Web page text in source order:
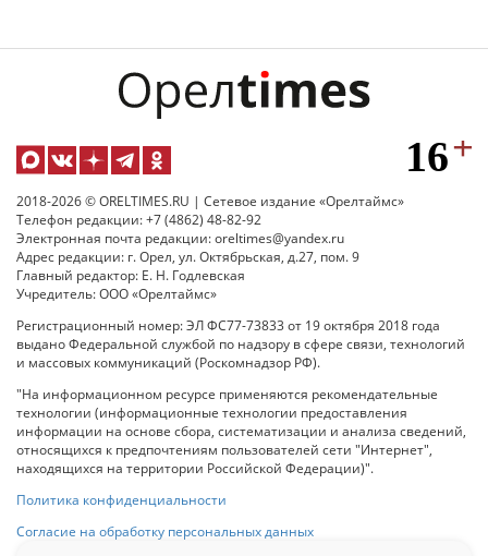
2018-2026 © ORELTIMES.RU | Сетевое издание «Орелтаймс»
Телефон редакции: +7 (4862) 48-82-92
Электронная почта редакции: oreltimes@yandex.ru
Адрес редакции: г. Орел, ул. Октябрьская, д.27, пом. 9
Главный редактор: Е. Н. Годлевская
Учредитель: ООО «Орелтаймс»
Регистрационный номер: ЭЛ ФС77-73833 от 19 октября 2018 года
выдано Федеральной службой по надзору в сфере связи, технологий
и массовых коммуникаций (Роскомнадзор РФ).
"На информационном ресурсе применяются рекомендательные
технологии (информационные технологии предоставления
информации на основе сбора, систематизации и анализа сведений,
относящихся к предпочтениям пользователей сети "Интернет",
находящихся на территории Российской Федерации)".
Политика конфиденциальности
Согласие на обработку персональных данных